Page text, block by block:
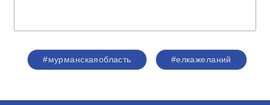
#мурманскаяобласть #елкажеланий